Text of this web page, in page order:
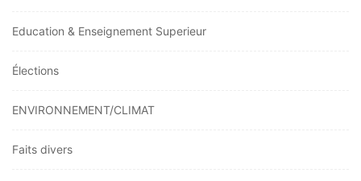
Education & Enseignement Superieur
Élections
ENVIRONNEMENT/CLIMAT
Faits divers